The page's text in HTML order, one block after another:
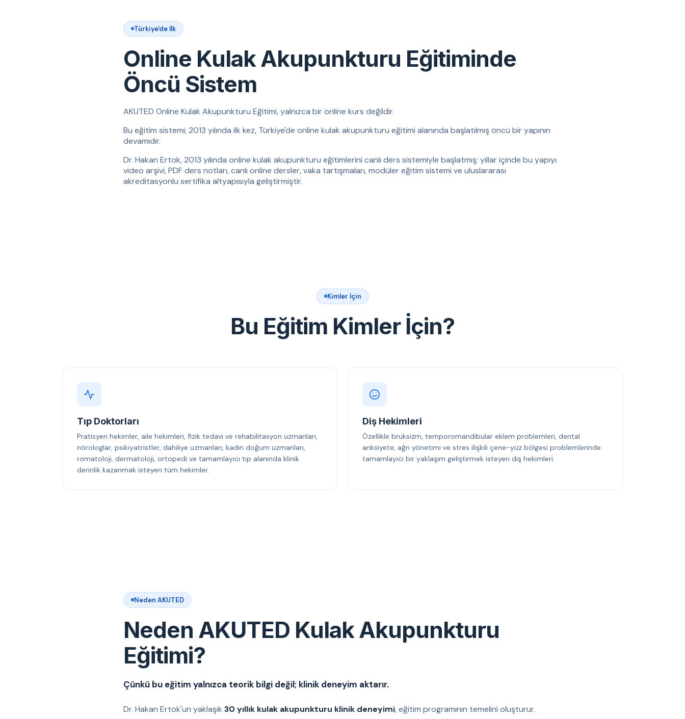
Türkiye'de İlk
Online Kulak Akupunkturu Eğitiminde
Öncü Sistem
AKUTED Online Kulak Akupunkturu Eğitimi, yalnızca bir online kurs değildir.
Bu eğitim sistemi; 2013 yılında ilk kez, Türkiye'de online kulak akupunkturu eğitimi alanında başlatılmış öncü bir yapının
devamıdır.
Dr. Hakan Ertok, 2013 yılında online kulak akupunkturu eğitimlerini canlı ders sistemiyle başlatmış; yıllar içinde bu yapıyı
video arşivi, PDF ders notları, canlı online dersler, vaka tartışmaları, modüler eğitim sistemi ve uluslararası
akreditasyonlu sertifika altyapısıyla geliştirmiştir.
Kimler İçin
Bu Eğitim Kimler İçin?
Tıp Doktorları
Pratisyen hekimler, aile hekimleri, fizik tedavi ve rehabilitasyon uzmanları,
nörologlar, psikiyatristler, dahiliye uzmanları, kadın doğum uzmanları,
romatoloji, dermatoloji, ortopedi ve tamamlayıcı tıp alanında klinik
derinlik kazanmak isteyen tüm hekimler.
Diş Hekimleri
Özellikle bruksizm, temporomandibular eklem problemleri, dental
anksiyete, ağrı yönetimi ve stres ilişkili çene-yüz bölgesi problemlerinde
tamamlayıcı bir yaklaşım geliştirmek isteyen diş hekimleri.
Neden AKUTED
Neden AKUTED Kulak Akupunkturu
Eğitimi?
Çünkü bu eğitim yalnızca teorik bilgi değil; klinik deneyim aktarır.
Dr. Hakan Ertok'un yaklaşık 30 yıllık kulak akupunkturu klinik deneyimi, eğitim programının temelini oluşturur.